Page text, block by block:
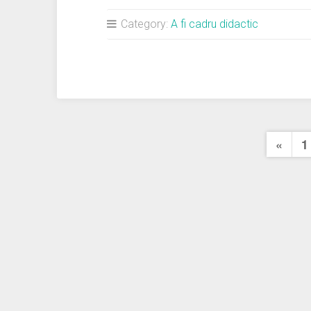
Category: A fi cadru didactic
« 1